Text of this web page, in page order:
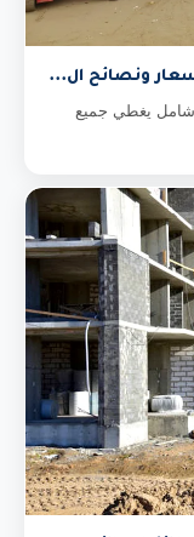
ونصائح ال...
شامل يغطي جميع